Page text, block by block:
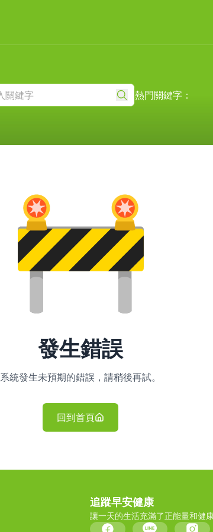
熱門關鍵字：
發生錯誤
系統發生未預期的錯誤，請稍後再試。
回到首頁
追蹤早安健康
讓一天的生活充滿了正能量和健